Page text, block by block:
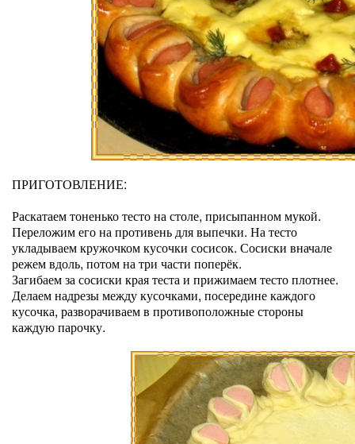
ПРИГОТОВЛЕНИЕ:
Раскатаем тоненько тесто на столе, присыпанном мукой.
Переложим его на противень для выпечки. На тесто
укладываем кружочком кусочки сосисок. Сосиски вначале
режем вдоль, потом на три части поперёк.
Загибаем за сосиски края теста и прижимаем тесто плотнее.
Делаем надрезы между кусочками, посередине каждого
кусочка, разворачиваем в противоположные стороны
каждую парочку.